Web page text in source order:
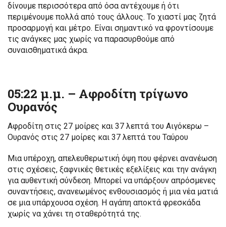
δίνουμε περισσότερα από όσα αντέχουμε ή ότι
περιμένουμε πολλά από τους άλλους. Το χιαστί μας ζητά
προσαρμογή και μέτρο. Είναι σημαντικό να φροντίσουμε
τις ανάγκες μας χωρίς να παρασυρθούμε από
συναισθηματικά άκρα.
05:22 μ.μ. – Αφροδίτη τρίγωνο
Ουρανός
Αφροδίτη στις 27 μοίρες και 37 λεπτά του Αιγόκερω –
Ουρανός στις 27 μοίρες και 37 λεπτά του Ταύρου
Μια υπέροχη, απελευθερωτική όψη που φέρνει ανανέωση
στις σχέσεις, ξαφνικές θετικές εξελίξεις και την ανάγκη
για αυθεντική σύνδεση. Μπορεί να υπάρξουν απρόσμενες
συναντήσεις, ανανεωμένος ενθουσιασμός ή μια νέα ματιά
σε μια υπάρχουσα σχέση. Η αγάπη αποκτά φρεσκάδα
χωρίς να χάνει τη σταθερότητά της.